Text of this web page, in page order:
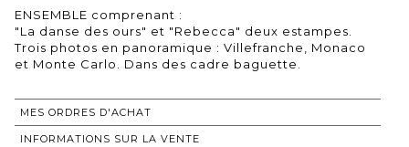
ENSEMBLE comprenant :
"La danse des ours" et "Rebecca" deux estampes.
Trois photos en panoramique : Villefranche, Monaco
et Monte Carlo. Dans des cadre baguette.
MES ORDRES D'ACHAT
INFORMATIONS SUR LA VENTE